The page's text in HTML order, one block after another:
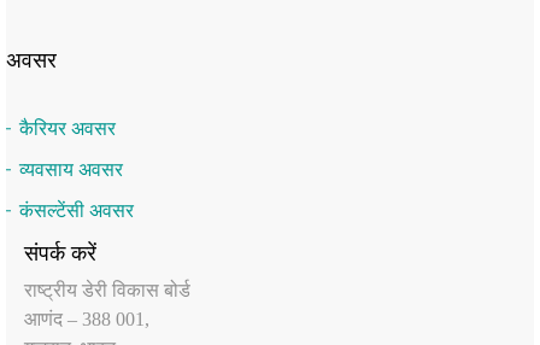
अवसर
कैरियर अवसर
व्यवसाय अवसर
कंसल्टेंसी अवसर
संपर्क करें
राष्‍ट्रीय डेरी विकास बोर्ड
आणंद – 388 001,